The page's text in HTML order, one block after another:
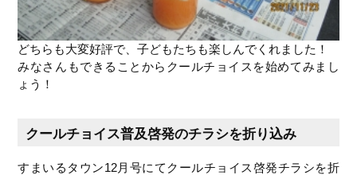
どちらも大変好評で、子どもたちも楽しんでくれました！
みなさんもできることからクールチョイスを始めてみまし
ょう！
クールチョイス普及啓発のチラシを折り込み
すまいるタウン12月号にてクールチョイス啓発チラシを折